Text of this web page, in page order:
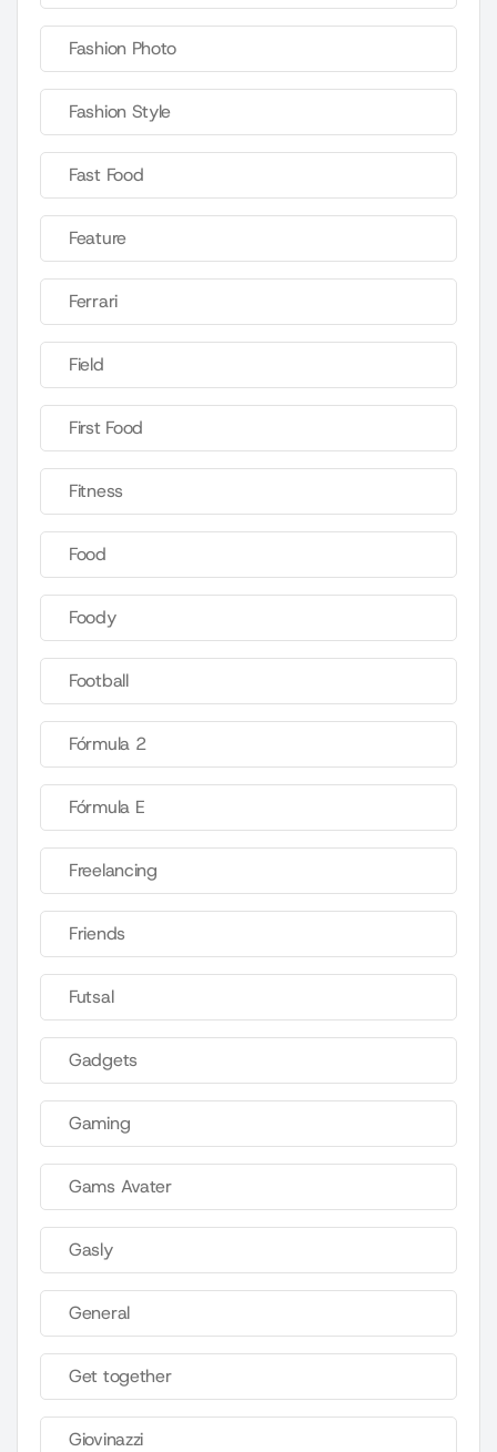
Fashion Photo
Fashion Style
Fast Food
Feature
Ferrari
Field
First Food
Fitness
Food
Foody
Football
Fórmula 2
Fórmula E
Freelancing
Friends
Futsal
Gadgets
Gaming
Gams Avater
Gasly
General
Get together
Giovinazzi